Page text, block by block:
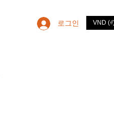
로그인 VND